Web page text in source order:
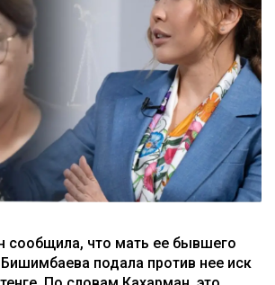
сообщила, что мать ее бывшего
подала против нее иск